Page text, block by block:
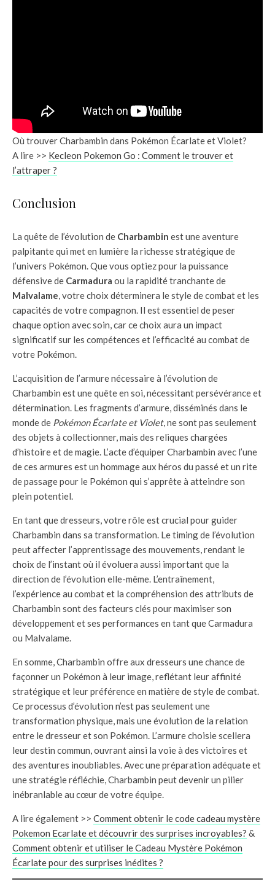
Où trouver Charbambin dans Pokémon Écarlate et Violet?
A lire >> Kecleon Pokemon Go : Comment le trouver et
l’attraper ?
Conclusion
La quête de l’évolution de Charbambin est une aventure
palpitante qui met en lumière la richesse stratégique de
l’univers Pokémon. Que vous optiez pour la puissance
défensive de Carmadura ou la rapidité tranchante de
Malvalame, votre choix déterminera le style de combat et les
capacités de votre compagnon. Il est essentiel de peser
chaque option avec soin, car ce choix aura un impact
significatif sur les compétences et l’efficacité au combat de
votre Pokémon.
L’acquisition de l’armure nécessaire à l’évolution de
Charbambin est une quête en soi, nécessitant persévérance et
détermination. Les fragments d’armure, disséminés dans le
monde de Pokémon Écarlate et Violet, ne sont pas seulement
des objets à collectionner, mais des reliques chargées
d’histoire et de magie. L’acte d’équiper Charbambin avec l’une
de ces armures est un hommage aux héros du passé et un rite
de passage pour le Pokémon qui s’apprête à atteindre son
plein potentiel.
En tant que dresseurs, votre rôle est crucial pour guider
Charbambin dans sa transformation. Le timing de l’évolution
peut affecter l’apprentissage des mouvements, rendant le
choix de l’instant où il évoluera aussi important que la
direction de l’évolution elle-même. L’entraînement,
l’expérience au combat et la compréhension des attributs de
Charbambin sont des facteurs clés pour maximiser son
développement et ses performances en tant que Carmadura
ou Malvalame.
En somme, Charbambin offre aux dresseurs une chance de
façonner un Pokémon à leur image, reflétant leur affinité
stratégique et leur préférence en matière de style de combat.
Ce processus d’évolution n’est pas seulement une
transformation physique, mais une évolution de la relation
entre le dresseur et son Pokémon. L’armure choisie scellera
leur destin commun, ouvrant ainsi la voie à des victoires et
des aventures inoubliables. Avec une préparation adéquate et
une stratégie réfléchie, Charbambin peut devenir un pilier
inébranlable au cœur de votre équipe.
A lire également >> Comment obtenir le code cadeau mystère
Pokemon Ecarlate et découvrir des surprises incroyables? &
Comment obtenir et utiliser le Cadeau Mystère Pokémon
Écarlate pour des surprises inédites ?